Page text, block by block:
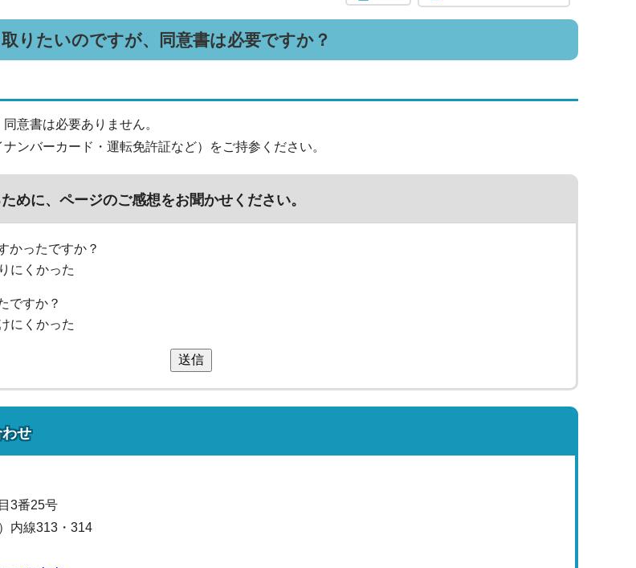
りたいのですが、同意書は必要ですか？
意書は必要ありません。
ンバーカード・運転免許証など）をご持参ください。
めに、ページのご感想をお聞かせください。
かったですか？
にくかった
ですか？
にくかった
送信
せ
3番25号
内線313・314